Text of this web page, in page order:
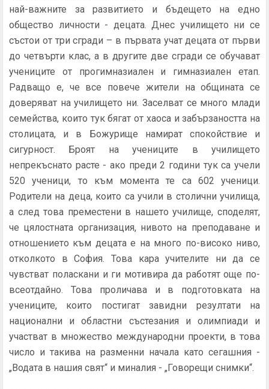
най-важните за развитието и бъдещето на едно
общество личности - децата. Днес училището ни се
състои от три сгради – в първата учат децата от първи
до четвърти клас, а в другите две сгради се обучават
учениците от прогимназиален и гимназиален етап.
Радващо е, че все повече жители на общината се
доверяват на училището ни. Заселват се много млади
семейства, които тук бягат от хаоса и забързаността на
столицата, и в Божурище намират спокойствие и
сигурност. Броят на учениците в училището
непрекъснато расте - ако преди 2 години тук са учели
520 ученици, то към момента те са 602 ученици.
Родители на деца, които са учили в столични училища,
а след това преместени в нашето училище, споделят,
че цялостната организация, нивото на преподаване и
отношението към децата е на много по-високо ниво,
отколкото в София. Това кара учителите ни да се
чувстват поласкани и ги мотивира да работят още по-
всеотдайно. Това проличава и в подготовката на
учениците, които постигат завидни резултати на
национални и областни състезания и олимпиади и
участват в множество международни проекти, в това
число и такива на разменни начала като сегашния -
„Водата в нашия свят“ и миналия - „Говорещи снимки“.